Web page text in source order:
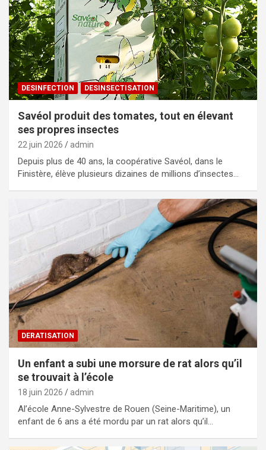
DESINFECTION DESINSECTISATION
Savéol produit des tomates, tout en élevant
ses propres insectes
22 juin 2026 admin
Depuis plus de 40 ans, la coopérative Savéol, dans le
Finistère, élève plusieurs dizaines de millions d’insectes…
DERATISATION
Un enfant a subi une morsure de rat alors qu’il
se trouvait à l’école
18 juin 2026 admin
Al’école Anne-Sylvestre de Rouen (Seine-Maritime), un
enfant de 6 ans a été mordu par un rat alors qu’il…